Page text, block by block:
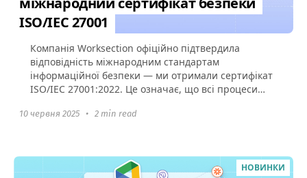
ISO/IEC 27001
Компанія Worksection офіційно підтвердила
відповідність міжнародним стандартам
інформаційної безпеки — ми отримали сертифікат
ISO/IEC 27001:2022. Це означає, що всі процеси
10 червня 2025 • 2 min read
НОВИНКИ